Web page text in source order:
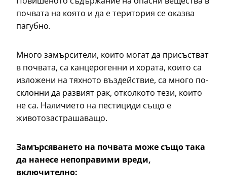
почвата на която и да е територия се оказва
пагубно.
Много замърсители, които могат да присъстват
в почвата, са канцерогенни и хората, които са
изложени на тяхното въздействие, са много по-
склонни да развият рак, отколкото тези, които
не са. Наличието на пестициди също е
животозастрашаващо.
Замърсяването на почвата може също така
да нанесе непоправими вреди,
включително: